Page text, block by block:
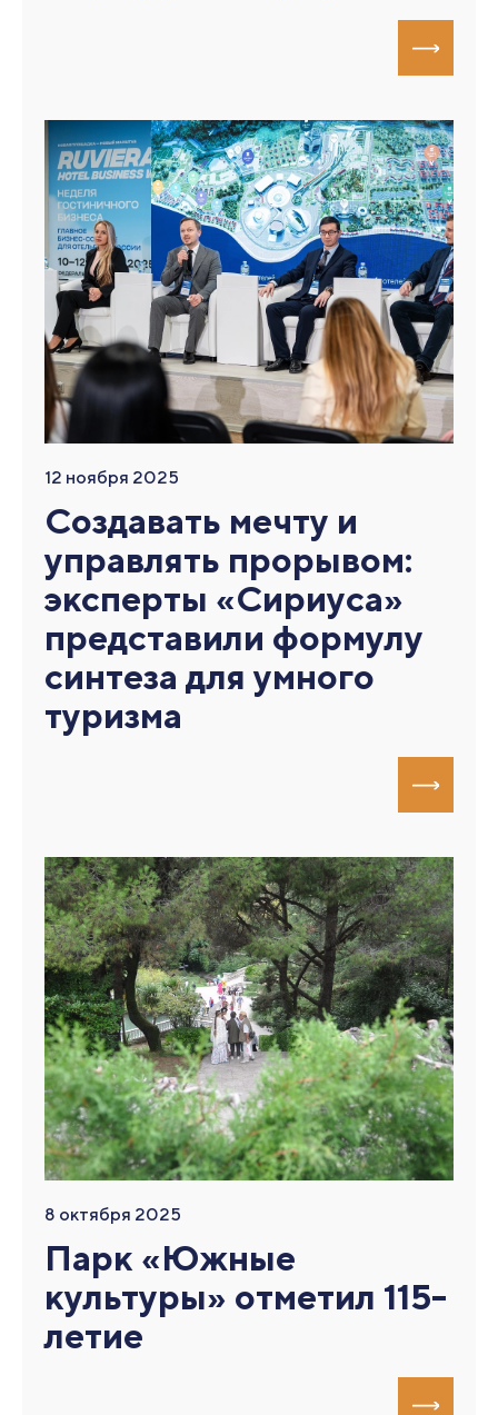
12 ноября 2025
Создавать мечту и
управлять прорывом:
эксперты «Сириуса»
представили формулу
синтеза для умного
туризма
8 октября 2025
Парк «Южные
культуры» отметил 115-
летие